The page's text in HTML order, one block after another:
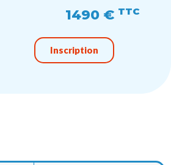
1490 € TTC
Inscription